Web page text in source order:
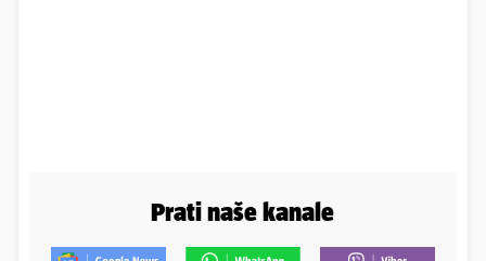
Prati naše kanale